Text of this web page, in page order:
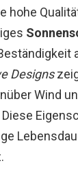
hohe
Designs
Wind